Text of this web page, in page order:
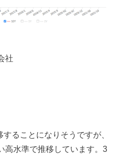
社
ることになりそうですが、
高水準で推移しています。3